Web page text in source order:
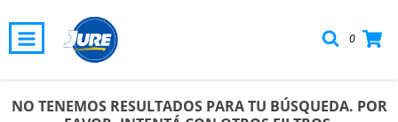
0
NO TENEMOS RESULTADOS PARA TU BÚSQUEDA. POR